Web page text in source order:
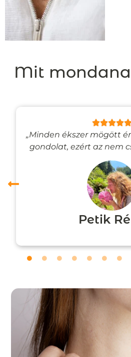
Mit
„Minden ékszer mögött
gondolat, ezért az nem
Petik